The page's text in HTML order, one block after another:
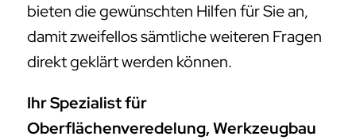
bieten die gewünschten Hilfen für Sie an,
damit zweifellos sämtliche weiteren Fragen
direkt geklärt werden können.
Ihr Spezialist für
Oberflächenveredelung, Werkzeugbau